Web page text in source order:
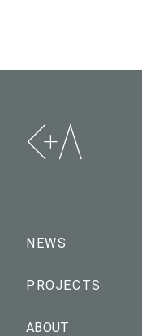
NEWS
PROJECTS
ABOUT